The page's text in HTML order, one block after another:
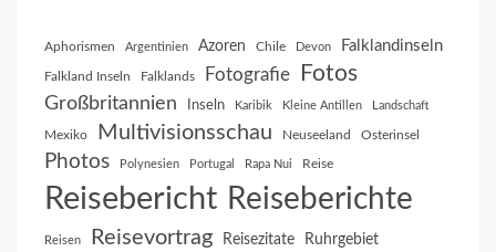
Aphorismen Argentinien Azoren Chile Devon Falklandinseln
Falkland Inseln Falklands Fotografie Fotos
Großbritannien Inseln Karibik Kleine Antillen Landschaft
Mexiko Multivisionsschau Neuseeland Osterinsel
Photos Polynesien Portugal Rapa Nui Reise
Reisebericht Reiseberichte
Reisen Reisevortrag Reisezitate Ruhrgebiet